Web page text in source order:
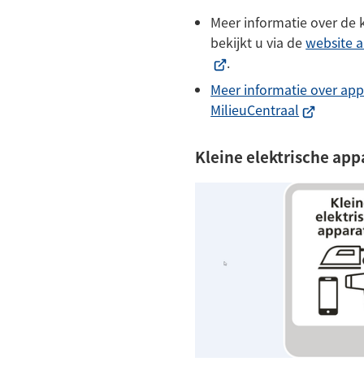
Meer informatie over
bekijkt u via dewebsite
.
Meer informatie over
MilieuCentraal (Verwijst
een
externe
website)
Kleine elektrische